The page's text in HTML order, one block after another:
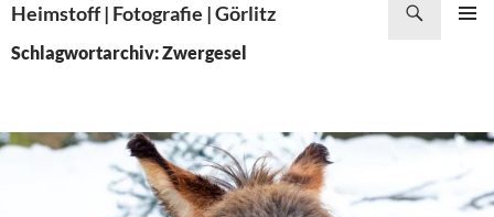
Heimstoff | Fotografie | Görlitz
Schlagwortarchiv: Zwergesel